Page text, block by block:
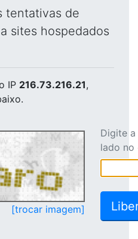
tentativas de
sites hospedados
IP 216.73.216.21,
[trocar imagem]
Digite
lado no